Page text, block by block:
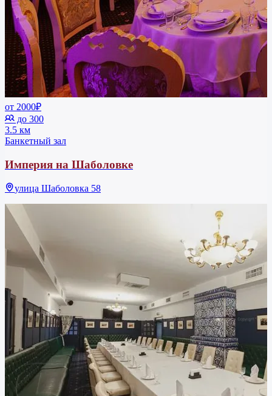
от 2000₽
до 300
3.5 км
Банкетный зал
Империя на Шаболовке
улица Шаболовка 58